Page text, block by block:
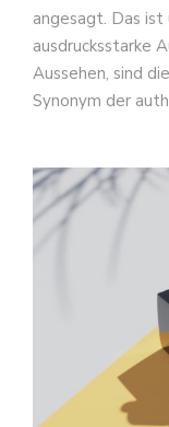
angesagt. Das ist
ausdrucksstarke
Aussehen, sind
Synonym der